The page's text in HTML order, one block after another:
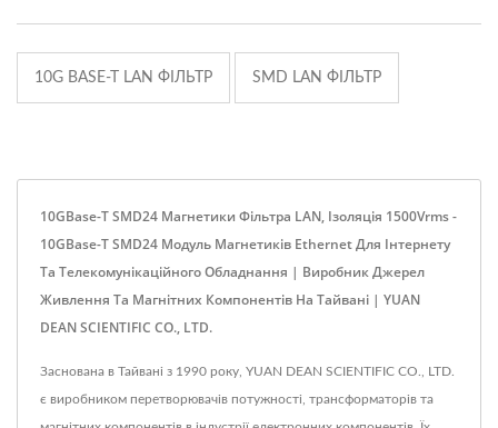
10G BASE-T LAN ФІЛЬТР SMD LAN ФІЛЬТР
10GBase-T SMD24 Магнетики Фільтра LAN, Ізоляція 1500Vrms -
10GBase-T SMD24 Модуль Магнетиків Ethernet Для Інтернету
Та Телекомунікаційного Обладнання | Виробник Джерел
Живлення Та Магнітних Компонентів На Тайвані | YUAN
DEAN SCIENTIFIC CO., LTD.
Заснована в Тайвані з 1990 року, YUAN DEAN SCIENTIFIC CO., LTD.
є виробником перетворювачів потужності, трансформаторів та